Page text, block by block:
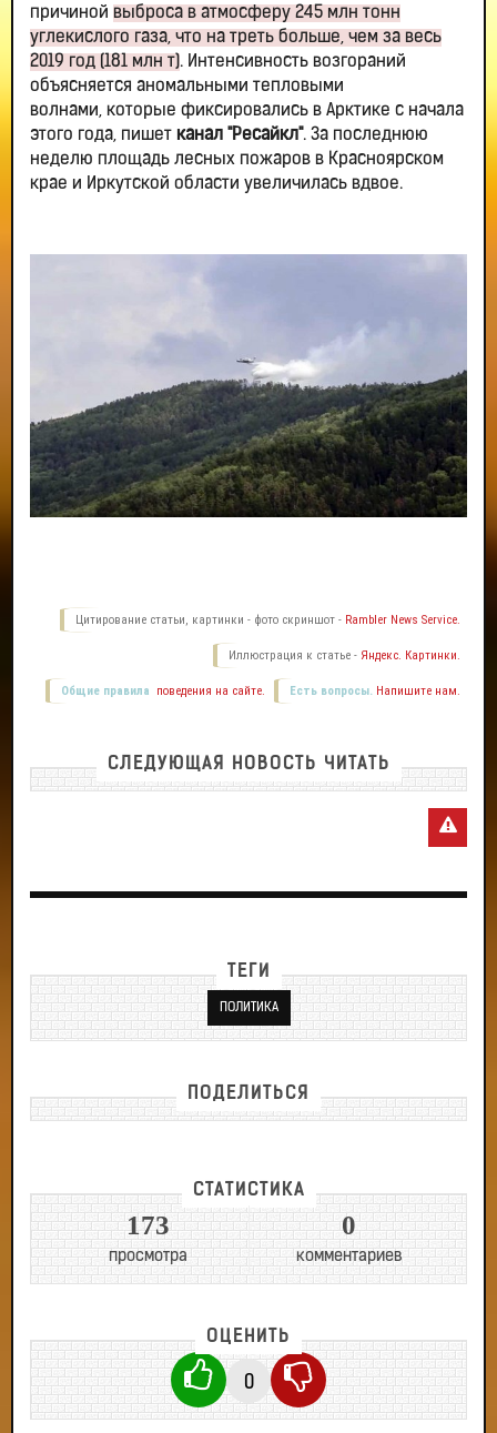
причиной выброса в атмосферу 245 млн тонн
углекислого газа, что на треть больше, чем за весь
2019 год (181 млн т). Интенсивность возгораний
объясняется аномальными тепловыми
волнами, которые фиксировались в Арктике с начала
этого года, пишет канал "Ресайкл". За последнюю
неделю площадь лесных пожаров в Красноярском
крае и Иркутской области увеличилась вдвое.
Цитирование статьи, картинки - фото скриншот - Rambler News Service.
Иллюстрация к статье - Яндекс. Картинки.
Есть вопросы. Напишите нам.
Общие правила поведения на сайте.
СЛЕДУЮЩАЯ НОВОСТЬ ЧИТАТЬ
ТЕГИ
ПОЛИТИКА
ПОДЕЛИТЬСЯ
СТАТИСТИКА
173
просмотра
0
комментариев
ОЦЕНИТЬ
0